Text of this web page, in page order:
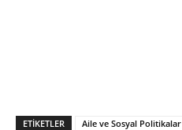
ETIKETLER Aile ve Sosyal Politikalar